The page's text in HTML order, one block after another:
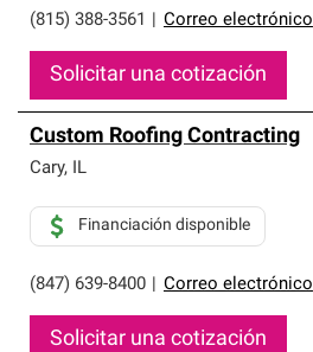
(815) 388-3561
Correo electrónico
Solicitar una cotización
Custom Roofing Contracting
Cary, IL
(847) 639-8400 Correo electrónico
Financiación disponible
Solicitar una cotización